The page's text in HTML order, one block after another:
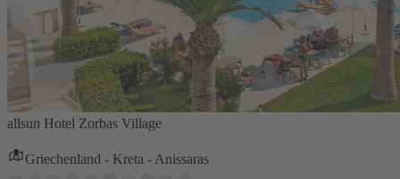
allsun Hotel Zorbas Village
Griechenland - Kreta - Anissaras